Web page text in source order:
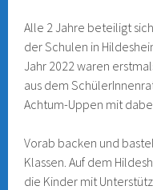
Alle 2 Jahre beteiligt
der Schulen in
Jahr 2022 waren
aus dem
Achtum-Uppen mit
Vorab backen und
Klassen. Auf dem
die Kinder mit